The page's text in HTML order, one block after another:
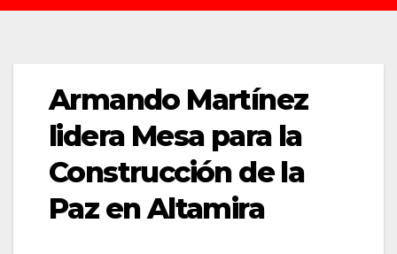
Armando Martínez
lidera Mesa para la
Construcción de la
Paz en Altamira